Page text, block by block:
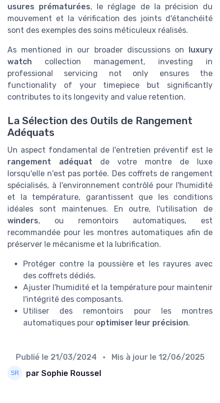
usures prématurées, le réglage de la précision du
mouvement et la vérification des joints d'étanchéité
sont des exemples des soins méticuleux réalisés.
As mentioned in our broader discussions on luxury
watch collection management, investing in
professional servicing not only ensures the
functionality of your timepiece but significantly
contributes to its longevity and value retention.
La Sélection des Outils de Rangement
Adéquats
Un aspect fondamental de l'entretien préventif est le
rangement adéquat de votre montre de luxe
lorsqu'elle n'est pas portée. Des coffrets de rangement
spécialisés, à l'environnement contrôlé pour l'humidité
et la température, garantissent que les conditions
idéales sont maintenues. En outre, l'utilisation de
winders, ou remontoirs automatiques, est
recommandée pour les montres automatiques afin de
préserver le mécanisme et la lubrification.
Protéger contre la poussière et les rayures avec
des coffrets dédiés.
Ajuster l'humidité et la température pour maintenir
l'intégrité des composants.
Utiliser des remontoirs pour les montres
automatiques pour optimiser leur précision.
Publié le 21/03/2024 • Mis à jour le 12/06/2025
par Sophie Roussel